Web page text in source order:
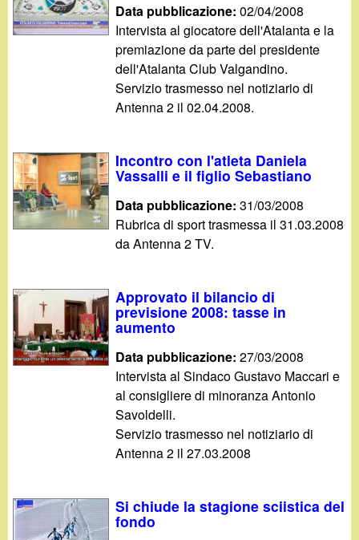
Data pubblicazione:02/04/2008
Intervista al giocatore dell'Atalanta e la
premiazione da parte del presidente
dell'Atalanta Club Valgandino.
Servizio trasmesso nel notiziario di
Antenna 2 il 02.04.2008.
Incontro con l'atleta Daniela
Vassalli e il figlio Sebastiano
Data pubblicazione:31/03/2008
Rubrica di sport trasmessa il 31.03.2008
da Antenna 2 TV.
Approvato il bilancio di
previsione 2008: tasse in
aumento
Data pubblicazione:27/03/2008
Intervista al Sindaco Gustavo Maccari e
al consigliere di minoranza Antonio
Savoldelli.
Servizio trasmesso nel notiziario di
Antenna 2 il 27.03.2008
Si chiude la stagione sciistica del
fondo